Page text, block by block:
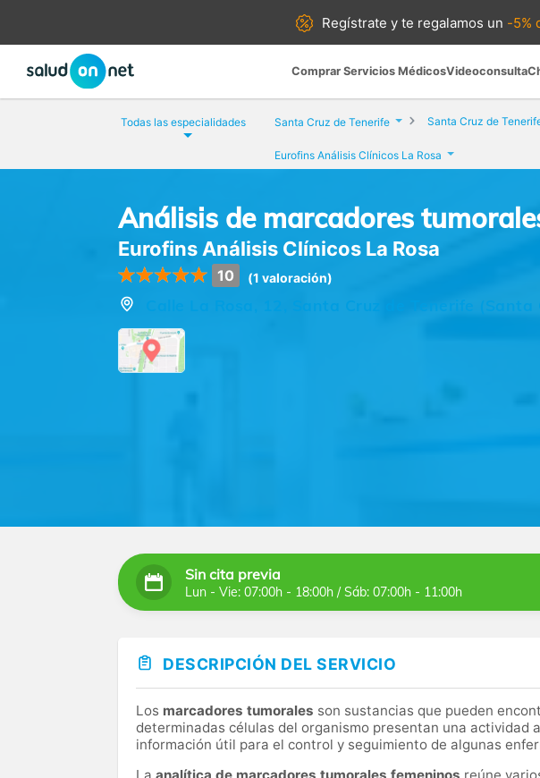
Regístrate yte regalamos un -5%
Comprar Servicios MédicosVideoconsulta
Todas las especialidades Santa Cruz de Tenerife Santa Cruz de
Eurofins Análisis Clínicos La Rosa
Análisis de marcadores
Eurofins Análisis Clínicos La Rosa
10 (1 valoración)
Calle La Rosa, 12, Santa Cruz de Tenerife (Santa
Sin cita previa
Lun - Vie: 07:00h - 18:00h / Sáb: 07:00h - 11:00h
DESCRIPCIÓN DEL SERVICIO
Los marcadores tumorales son sustancias que pueden
determinadas células del organismo presentan una actividad
información útil para el control y seguimiento de algunas